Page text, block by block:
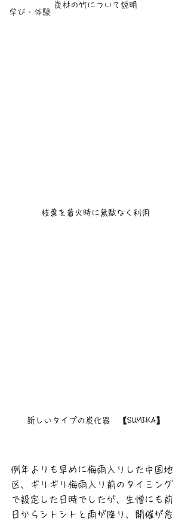
学び・体験
炭材の竹について説明
枝葉を着火時に無駄なく利用
新しいタイプの炭化器　【SUMIKA】
例年よりも早めに梅雨入りした中国地
区、ギリギリ梅雨入り前のタイミング
で設定した日時でしたが、生憎にも前
日からシトシトと雨が降り、開催が危